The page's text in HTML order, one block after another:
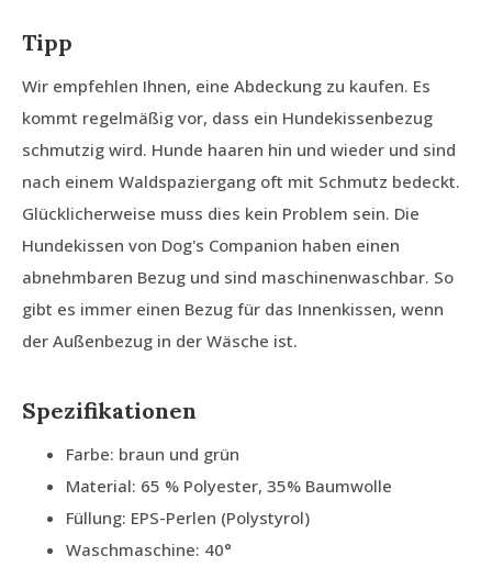
Tipp
Wir empfehlen Ihnen, eine Abdeckung zu kaufen. Es
kommt regelmäßig vor, dass ein Hundekissenbezug
schmutzig wird. Hunde haaren hin und wieder und sind
nach einem Waldspaziergang oft mit Schmutz bedeckt.
Glücklicherweise muss dies kein Problem sein. Die
Hundekissen von Dog's Companion haben einen
abnehmbaren Bezug und sind maschinenwaschbar. So
gibt es immer einen Bezug für das Innenkissen, wenn
der Außenbezug in der Wäsche ist.
Spezifikationen
Farbe: braun und grün
Material: 65 % Polyester, 35% Baumwolle
Füllung: EPS-Perlen (Polystyrol)
Waschmaschine: 40°